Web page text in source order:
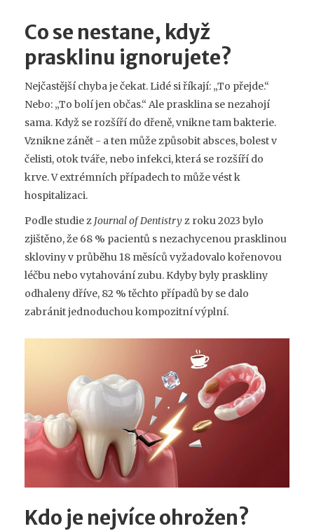
Co se nestane, když
prasklinu ignorujete?
Nejčastější chyba je čekat. Lidé si říkají: „To přejde.“
Nebo: „To bolí jen občas.“ Ale prasklina se nezahojí
sama. Když se rozšíří do dřeně, vnikne tam bakterie.
Vznikne zánět - a ten může způsobit absces, bolest v
čelisti, otok tváře, nebo infekci, která se rozšíří do
krve. V extrémních případech to může vést k
hospitalizaci.
Podle studie z Journal of Dentistryz roku 2023 bylo
zjištěno, že 68 % pacientů s nezachycenou prasklinou
skloviny v průběhu 18 měsíců vyžadovalo kořenovou
léčbu nebo vytahování zubu. Kdyby byly praskliny
odhaleny dříve, 82 % těchto případů by se dalo
zabránit jednoduchou kompozitní výplní.
Kdo je nejvíce ohrožen?